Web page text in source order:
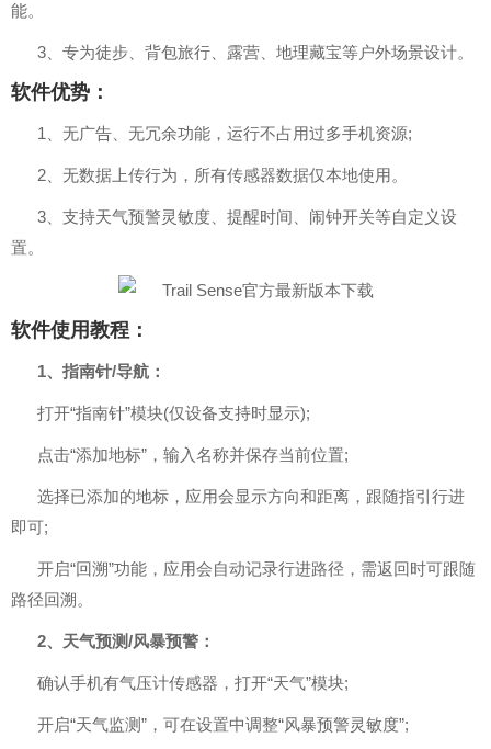
能。
3、专为徒步、背包旅行、露营、地理藏宝等户外场景设计。
软件优势：
1、无广告、无冗余功能，运行不占用过多手机资源;
2、无数据上传行为，所有传感器数据仅本地使用。
3、支持天气预警灵敏度、提醒时间、闹钟开关等自定义设
置。
软件使用教程：
1、指南针/导航：
打开“指南针”模块(仅设备支持时显示);
点击“添加地标”，输入名称并保存当前位置;
选择已添加的地标，应用会显示方向和距离，跟随指引行进
即可;
开启“回溯”功能，应用会自动记录行进路径，需返回时可跟随
路径回溯。
2、天气预测/风暴预警：
确认手机有气压计传感器，打开“天气”模块;
开启“天气监测”，可在设置中调整“风暴预警灵敏度”;